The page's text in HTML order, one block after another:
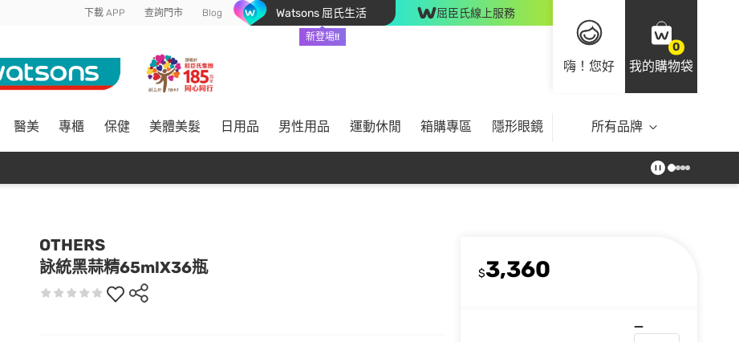
下載 APP 查詢門市 Blog Watsons 屈氏生活
新登場!!
屈臣氏線上服務
嗨！您好
0
我的購物袋
醫美 專櫃 保健 美體美髮 日用品 男性用品 運動休閒 箱購專區 隱形眼鏡 所有品牌
OTHERS
詠統黑蒜精65mlX36瓶
$3,360